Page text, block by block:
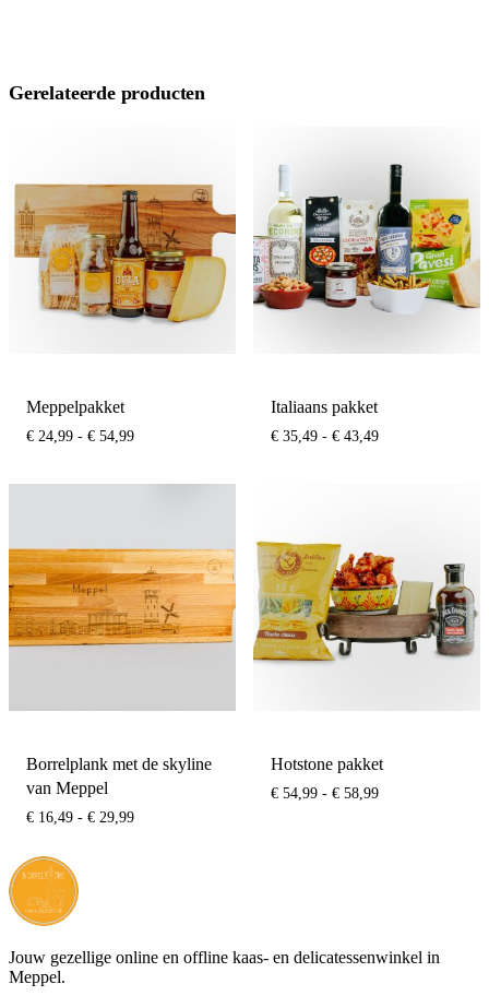
Gerelateerde producten
Meppelpakket
€ 24,99 - € 54,99Prijsklasse:
€ 54,99
Italiaans pakket
€ 35,49 - € 43,49Prijsklasse:
Borrelplank met de skyline
van Meppel
€ 16,49 - € 29,99Prijsklasse:
Hotstone pakket
€ 54,99 - € 58,99Prijsklasse:
Jouw gezellige online en offline kaas- en delicatessenwinkel in
Meppel.